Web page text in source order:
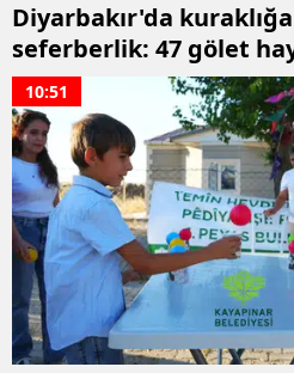
Diyarbakır'da
seferberlik: 47 gölet
10:51